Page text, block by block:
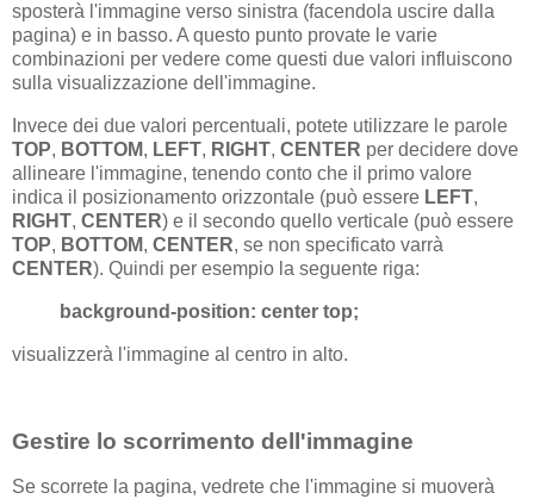
sposterà l'immagine verso sinistra (facendola uscire dalla
pagina) e in basso. A questo punto provate le varie
combinazioni per vedere come questi due valori influiscono
sulla visualizzazione dell'immagine.
Invece dei due valori percentuali, potete utilizzare le parole
TOP, BOTTOM, LEFT, RIGHT, CENTER per decidere dove
allineare l'immagine, tenendo conto che il primo valore
indica il posizionamento orizzontale (può essere LEFT,
RIGHT, CENTER) e il secondo quello verticale (può essere
TOP, BOTTOM, CENTER, se non specificato varrà
CENTER). Quindi per esempio la seguente riga:
background-position: center top;
visualizzerà l'immagine al centro in alto.
Gestire lo scorrimento dell'immagine
Se scorrete la pagina, vedrete che l'immagine si muoverà